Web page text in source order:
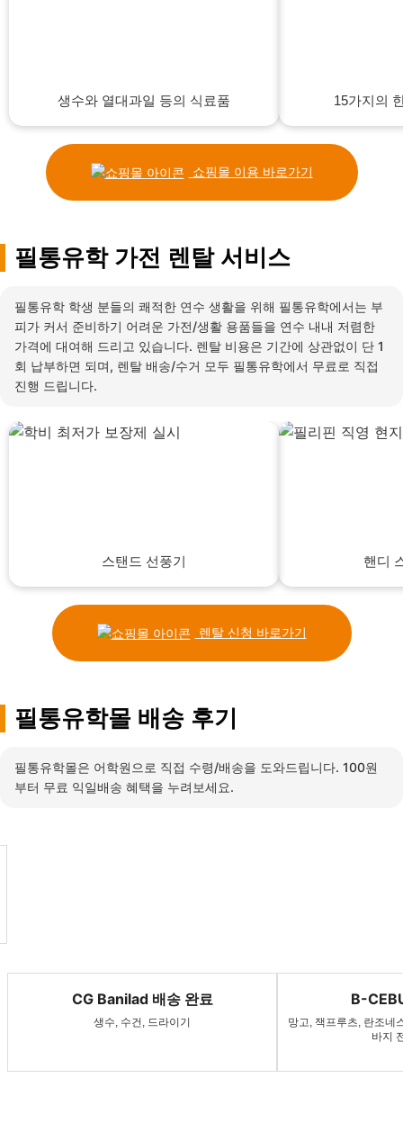
생수와 열대과일 등의 식료품 15가지의
쇼핑몰 이용 바로가기
필통유학 가전 렌탈 서비스
필통유학 학생 분들의 쾌적한 연수 생활을 위해 필통유학에서는 부
피가 커서 준비하기 어려운 가전/생활 용품들을 연수 내내 저렴한
가격에 대여해 드리고 있습니다. 렌탈 비용은 기간에 상관없이 단 1
회 납부하면 되며, 렌탈 배송/수거 모두 필통유학에서 무료로 직접
진행 드립니다.
스탠드 선풍기 핸디
렌탈 신청 바로가기
필통유학몰 배송 후기
필통유학몰은 어학원으로 직접 수령/배송을 도와드립니다. 100원
부터 무료 익일배송 혜택을 누려보세요.
CG Banilad 배송 완료
생수, 수건, 드라이기
B-CEBU 배송
망고, 잭프루츠, 란조네스, 생수,
바지 전용 옷걸